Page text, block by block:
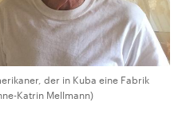
der in Kuba eine Fabrik
Katrin Mellmann)